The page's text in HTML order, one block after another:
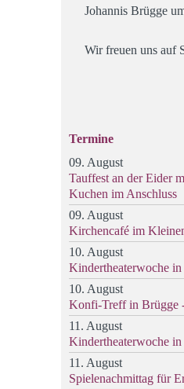
Johannis Brügge
Wir freuen uns auf
Termine
09. August
Tauffest an der Eider
Kuchen im Anschluss
09. August
Kirchencafé im
10. August
Kindertheaterwoche in
10. August
Konfi-Treff in Brügge
11. August
Kindertheaterwoche in
11. August
Spielenachmittag für